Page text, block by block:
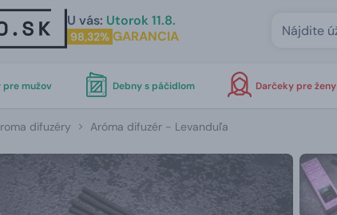
U vás: Utorok 11.8.
98,32% GARANCIA
pre mužov Debny s páčidlom Darčeky pre ženy
difuzéry Aróma difuzér - Levanduľa